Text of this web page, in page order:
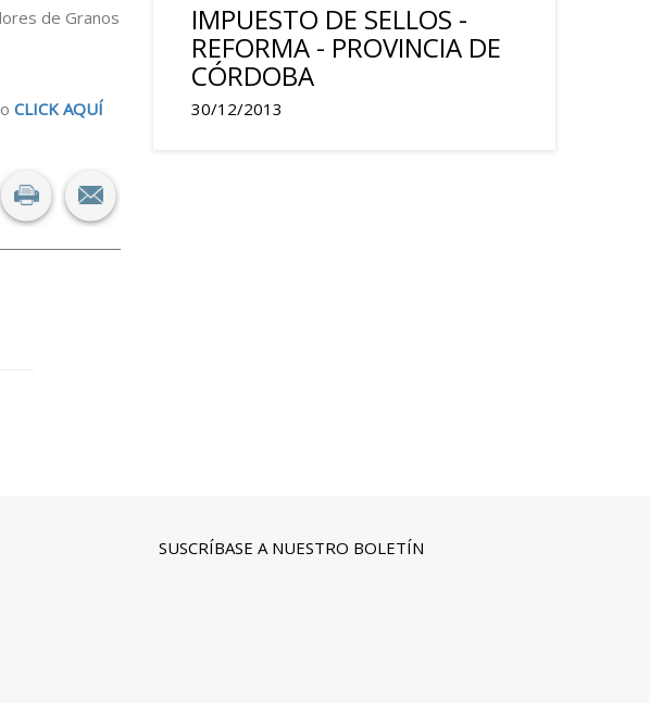
de Granos
CLICK AQUÍ
IMPUESTO DE SELLOS -
REFORMA - PROVINCIA DE
CÓRDOBA
30/12/2013
SUSCRÍBASE A NUESTRO BOLETÍN